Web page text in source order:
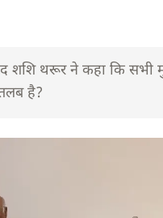
थरूर ने कहा कि सभी
है?